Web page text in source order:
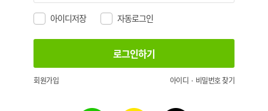
아이디저장 자동로그인
회원가입 아이디 · 비밀번호 찾기